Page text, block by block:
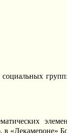
в «Декамероне»